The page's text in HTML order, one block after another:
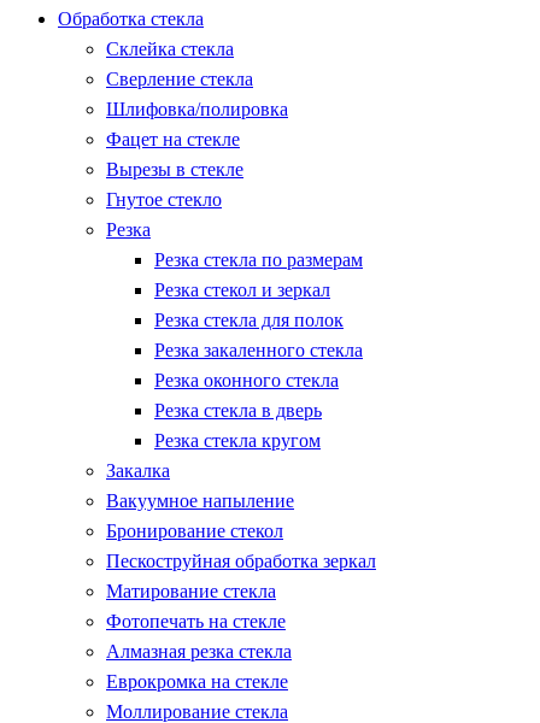
Обработка стекла
Склейка стекла
Сверление стекла
Шлифовка/полировка
Фацет на стекле
Вырезы в стекле
Гнутое стекло
Резка
Резка стекла по размерам
Резка стекол и зеркал
Резка стекла для полок
Резка закаленного стекла
Резка оконного стекла
Резка стекла в дверь
Резка стекла кругом
Закалка
Вакуумное напыление
Бронирование стекол
Пескоструйная обработка зеркал
Матирование стекла
Фотопечать на стекле
Алмазная резка стекла
Еврокромка на стекле
Моллирование стекла